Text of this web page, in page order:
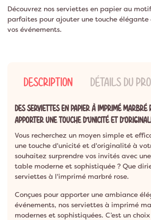
Découvrez nos serviettes en papier au
parfaites pour ajouter une touche élégante
vos événements.
DESCRIPTION DÉTAILS DU
DES SERVIETTES EN PAPIER À IMPRIMÉ MARBRÉ
APPORTER UNE TOUCHE D'UNICITÉ ET
Vous recherchez un moyen simple et
une touche d'unicité et d'originalité à
souhaitez surprendre vos invités avec
table moderne et sophistiquée ? Que
serviettes à l'imprimé marbré rose.
Conçues pour apporter une ambiance
événements, nos serviettes à imprimé
modernes et sophistiquées. C’est un